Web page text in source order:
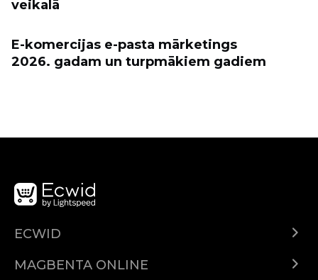
veikalā
E-komercijas e-pasta mārketings
2026. gadam un turpmākiem gadiem
ECWID
Help center
MAGBENTA ONLINE